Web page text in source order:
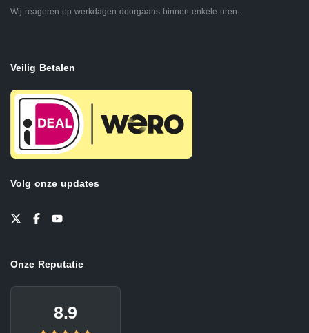
Wij reageren op werkdagen doorgaans binnen enkele uren.
Veilig Betalen
Volg onze updates
Onze Reputatie
8.9